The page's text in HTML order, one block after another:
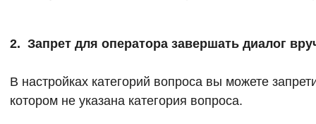
2. Запрет для оператора завершать диалог
В настройках категорий вопроса вы можете
котором не указана категория вопроса.